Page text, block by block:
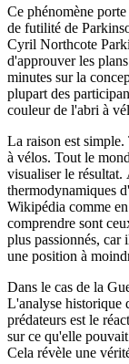
Ce phénomène
de futilité de
Cyril Northcote
d'approuver les
minutes sur la
plupart des
couleur de l'abri à
La raison est
à vélos. Tout le
visualiser le
thermodynamiques
Wikipédia comme
comprendre sont
plus passionnés, car
une position à
Dans le cas de la
L'analyse historique
prédateurs est le
sur ce qu'elle
Cela révèle une